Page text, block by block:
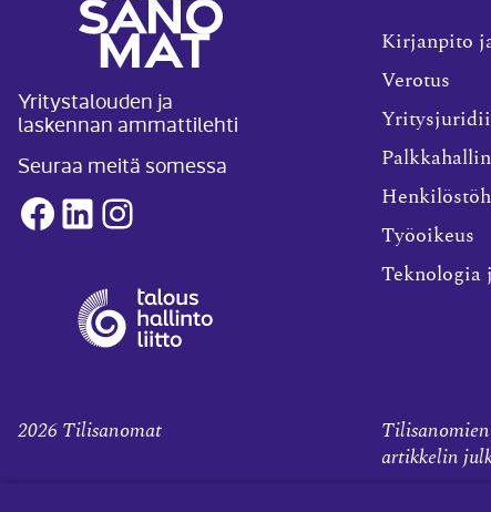
Yritystalouden ja
laskennan ammattilehti
Seuraa meitä somessa
Facebook
LinkedInInstagram
Kirjanpito
Verotus
Työoikeus
Teknologia
2026 Tilisanomat
artikkelin